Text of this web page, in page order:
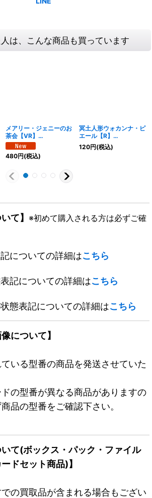
は、こんな商品も買っています
メアリー・ジェニーのお
茶会【VR】
{24EX129/89}《多》
480円(税込)
冥土人形ウォカンナ・ピ
エール【R】
{24EX138/89}《水》
120円(税込)
て】 ※初めて購入される方は必ずご確
についての詳細はこちら
記についての詳細はこちら
態表記についての詳細はこちら
について】
いる型番の商品を発送させていた
の型番が異なる商品がありますの
品の型番をご確認下さい。
いて(ボックス・パック・ファイル
ドセット商品)】
の買取品が含まれる場合もござい